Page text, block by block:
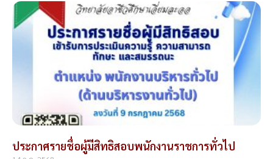
ประกาศรายชื่อผู้มีสิทธิสอบพนักงานราชการทั่วไป